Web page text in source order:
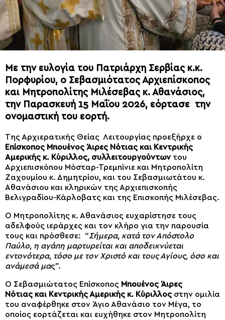
Με την ευλογία του Πατριάρχη Σερβίας κ.κ.
Πορφυρίου, ο Σεβασμιότατος Αρχιεπίσκοπος
και Μητροπολίτης Μιλέσεβας κ. Αθανάσιος,
την Παρασκευή 15 Μαΐου 2026, εόρτασε την
ονομαστική του εορτή.
Της Αρχιερατικής Θείας Λειτουργίας προεξήρχε ο
Επίσκοπος Μπουένος Άιρες Νότιας και Κεντρικής
Αμερικής κ. Κύριλλος, συλλειτουργούντων του
Αρχιεπισκόπου Μόσταρ-Τρεμπίνιε και Μητροπολίτη
Ζαχουμίου κ. Δημητρίου, και του Σεβασμιωτάτου κ.
Αθανάσιου και κληρικών της Αρχιεπισκοπής
Βελιγραδίου-Κάρλοβατς και της Επισκοπής Μιλέσεβας.
Ο Μητροπολίτης κ. Αθανάσιος ευχαρίστησε τους
αδελφούς ιεράρχες και τον κλήρο για την παρουσία
τους και πρόσθεσε: “Σήμερα, κατά τον Απόστολο
Παύλο, η αγάπη μαρτυρείται και αποδεικνύεται
εντονότερα, τόσο με τον Χριστό και τους Αγίους, όσο και
ανάμεσά μας”.
Ο Σεβασμιώτατος Επίσκοπος Μπουένος Άιρες
Νότιας και Κεντρικής Αμερικής κ. Κύριλλος στην ομιλία
του αναφέρθηκε στον Άγιο Αθανάσιο τον Μέγα, το
οποίος εορτάζεται και ευχήθηκε στον Μητροπολίτη